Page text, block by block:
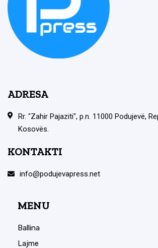
ADRESA
Rr. "Zahir Pajaziti", p.n. 11000 Podujevë,
Kosovës.
KONTAKTI
info@podujevapress.net
MENU
Ballina
Lajme